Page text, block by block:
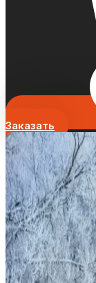
Заказать